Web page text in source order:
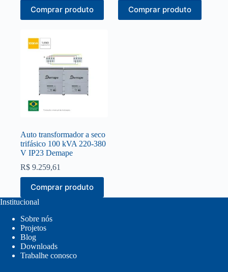
Comprar produto Comprar produto
Auto transformador a seco
trifásico 100 kVA 220-380
V IP23 Demape
R$ 9.259,61
Comprar produto
Institucional
Sobre nós
Projetos
Blog
Downloads
Trabalhe conosco